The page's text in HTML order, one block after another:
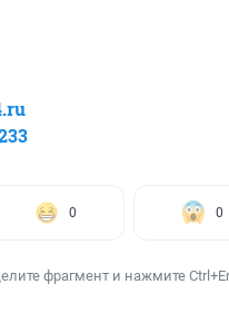
0 0
фрагмент и нажмите